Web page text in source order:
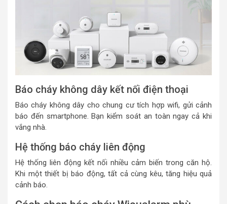
Báo cháy không dây kết nối điện thoại
Báo cháy không dây cho chung cư tích hợp wifi, gửi cảnh
báo đến smartphone. Bạn kiểm soát an toàn ngay cả khi
vắng nhà.
Hệ thống báo cháy liên động
Hệ thống liên động kết nối nhiều cảm biến trong căn hộ.
Khi một thiết bị báo động, tất cả cùng kêu, tăng hiệu quả
cảnh báo.